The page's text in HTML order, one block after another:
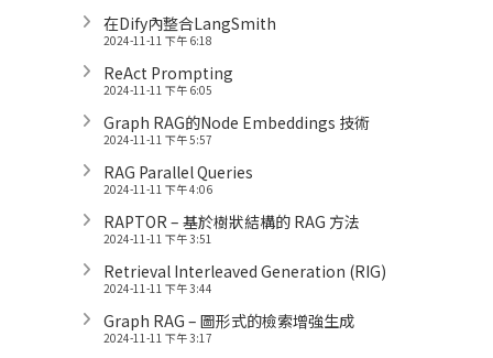
在Dify內整合LangSmith
2024-11-11 下午 6:18
ReAct Prompting
2024-11-11 下午 6:05
Graph RAG的Node Embeddings 技術
2024-11-11 下午 5:57
RAG Parallel Queries
2024-11-11 下午 4:06
RAPTOR – 基於樹狀結構的 RAG 方法
2024-11-11 下午 3:51
Retrieval Interleaved Generation (RIG)
2024-11-11 下午 3:44
Graph RAG – 圖形式的檢索增強生成
2024-11-11 下午 3:17